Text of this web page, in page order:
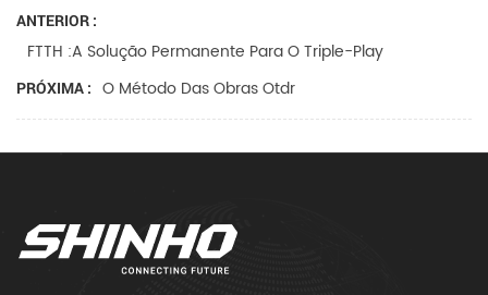
ANTERIOR :
FTTH :A Solução Permanente Para O Triple-Play
PRÓXIMA : O Método Das Obras Otdr